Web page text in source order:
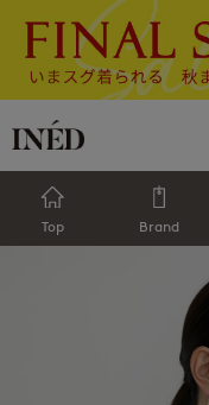
Top Brand